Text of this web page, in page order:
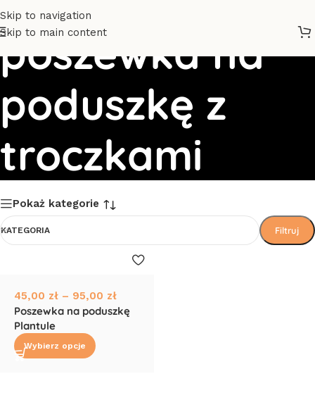
Skip to navigation
Skip to main content
poszewka na
poduszkę z
troczkami
Pokaż kategorie
KATEGORIA Filtruj
45,00 zł – 95,00 zł
Poszewka na poduszkę
Plantule
Wybierz opcje